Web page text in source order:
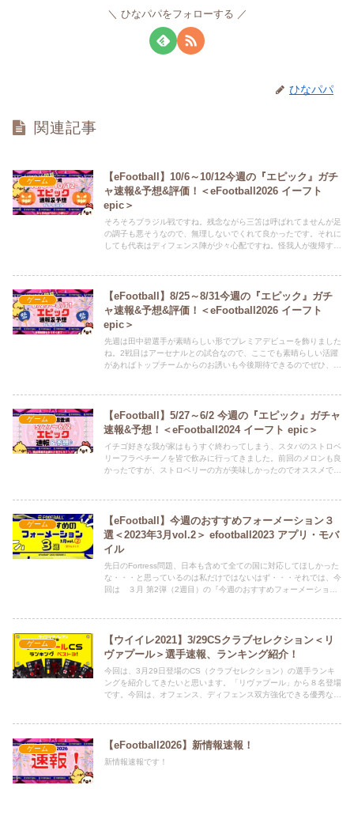
ひなパパをフォローする
ひなパパ
関連記事
ゲーム
【eFootball】10/6～10/12今週の『エピック』ガチ
ャ速報&予想&評価！＜eFootball2026 イーフト
epic＞
そろそろブラジル戦ですね。残念ながら三笘は呼ばれてませんが足
の調子も悪そうなので、無理しないでくれて良かったです。それに
しても代表はディフェンス陣が少々心配ですね。怪我人が復帰すれ
や、どうでも良いことつぶやいてます。 ⇒ @HINAandPAPA
ゲーム
【eFootball】8/25～8/31今週の『エピック』ガチ
ャ速報&予想&評価！＜eFootball2026 イーフト
epic＞
先週は田中碧選手が素晴らしい形でプレミアデビューを飾りました
ね。2戦目はアーセナルとの試合なので、ここでも素晴らしい活躍
があればトップチームからのお誘いも今後期待できるのでぜひ、頑
けるしかない！？それでは、8/25～8/31 の『エピックガチャ予
想・速報・評価』をしていきます。Twitter（ひな担当）もよろしく
お願いします。ひなちゃんが、新記事の情報や、どうでも良いこと
つぶやいてます。 ⇒ @HINAandPAPA
ゲーム
【eFootball】5/27～6/2 今週の『エピック』ガチャ
速報&予想！＜eFootball2024 イーフト epic＞
イチゴ好きな我が家はもうすぐ終わってしまう、スタバのストロベ
リーフラペチーノを皆で飲みに行ってきました。前回のメロンも良
かったですが、ストロベリーの方が美味しかったのでオススメで
シロップ・ブレべミルク・エクストラホイップ③エクストラホイッ
プ・・・というわけでイーフトと全く関係ない情報から始まりまし
たが、ちゃんといつも通り、予想をしていきます！それでは、
5/27～6/2の『エピックガチャ予想』をしていきます。Twitter（ひ
な担当）もよろしくお願いします。ひなちゃんが、新記事の情報
や、どうでも良いことつぶやいてます。 ⇒ @HINAandPAPA
ゲーム
【eFootball】今週のおすすめフォーメーション３
選＜2023年3月vol.2＞ efootball2023 アプリ・モバ
イル
先日のFortress問題、日本も含めて全ての国に対応してほしかった
な・・・と思っているのは私だけではないはず・・・それでは、今
回は ３月 第2弾（2週目）の『今週のおすすめフォーメーション
紹介していきますので、よろしくお願いいたします。Twitter（ひな
担当）もよろしくお願いします。ひなちゃんが、新記事の情報や、
どうでも良いことつぶやいてます。 ⇒ @HINAandPAPA
ゲーム
【ウイイレ2021】3/29CSクラブセレクション＜リ
ヴァプール＞選手速報、ランキング紹介！
今回は、3月29日登場のCS（クラブセレクション）の選手ランキ
ングを紹介してきたいと思います。「リヴァプール」から８名登場
です。今回は、オフェンス、ディフェンス双方強化できる優秀な選
ゲーム 【eFootball2026】新情報速報！
新情報速報です！